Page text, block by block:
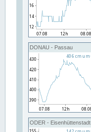
DONAU - Passau
ODER - Eisenhüttenstadt